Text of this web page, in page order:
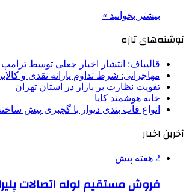
بیشتر بخوانید »
نوشته‌های تازه
قالیباف: انتشار اخبار جعلی توسط
مهاجرانی: شرط تداوم یارانه نقدی و
تقویت نظارت بر بازار در استان تهران
خانه هوشمند کایا
انواع قاب بندی دیوار با گچبری پیش
آخرین اخبار
2 هفته پیش
فروش مستقیم لوله اتصالات